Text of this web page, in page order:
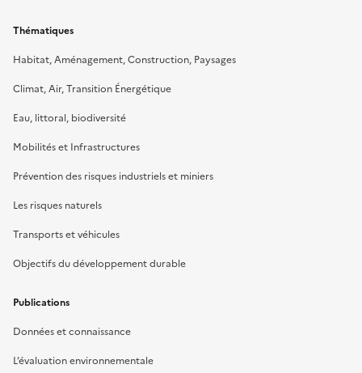
Thématiques
Habitat, Aménagement, Construction, Paysages
Climat, Air, Transition Énergétique
Eau, littoral, biodiversité
Mobilités et Infrastructures
Prévention des risques industriels et miniers
Les risques naturels
Transports et véhicules
Objectifs du développement durable
Publications
Données et connaissance
L’évaluation environnementale